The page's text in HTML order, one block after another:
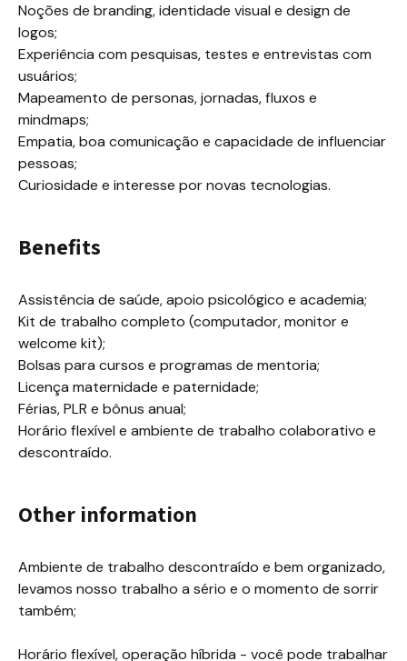
Noções de branding, identidade visual e design de
logos;
Experiência com pesquisas, testes e entrevistas com
usuários;
Mapeamento de personas, jornadas, fluxos e
mindmaps;
Empatia, boa comunicação e capacidade de influenciar
pessoas;
Curiosidade e interesse por novas tecnologias.
Benefits
Assistência de saúde, apoio psicológico e academia;
Kit de trabalho completo (computador, monitor e
welcome kit);
Bolsas para cursos e programas de mentoria;
Licença maternidade e paternidade;
Férias, PLR e bônus anual;
Horário flexível e ambiente de trabalho colaborativo e
descontraído.
Other information
Ambiente de trabalho descontraído e bem organizado,
levamos nosso trabalho a sério e o momento de sorrir
também;
Horário flexível, operação híbrida - você pode trabalhar